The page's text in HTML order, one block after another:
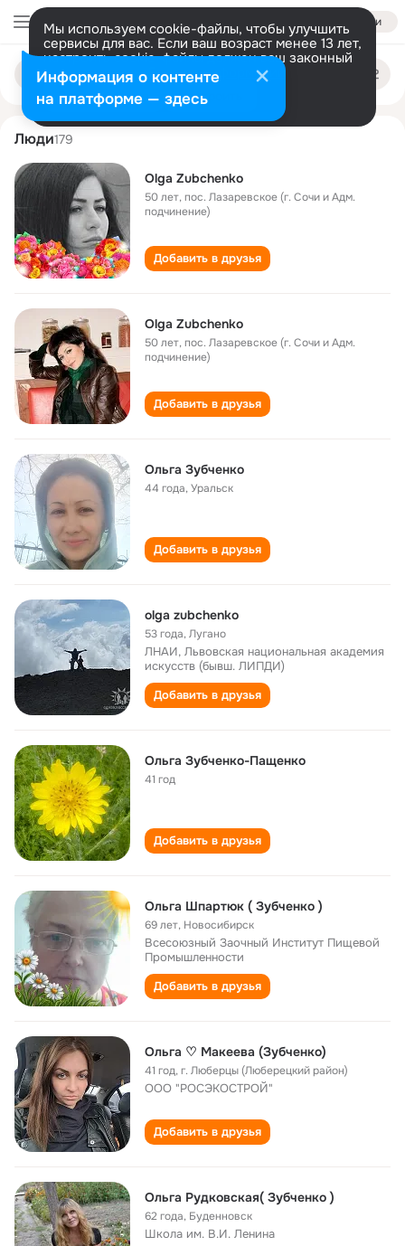
Войти
Мы используем cookie-файлы, чтобы улучшить
сервисы для вас. Если ваш возраст менее 13 лет,
настроить cookie-файлы должен ваш законный
представитель. Больше информации
Разрешить все Настроить
Поиск
людям
olga zubchenko
Люди179
Olga Zubchenko
50 лет,пос. Лазаревское (г. Сочи и Адм.
подчинение)
Добавить в друзья
Olga Zubchenko
50 лет,пос. Лазаревское (г. Сочи и Адм.
подчинение)
Добавить в друзья
Ольга Зубченко
44 года,Уральск
Добавить в друзья
olga zubchenko
53 года,Лугано
ЛНАИ, Львовская национальная академия
искусств (бывш. ЛИПДИ)
Добавить в друзья
Ольга Зубченко-Пащенко
41 год
Добавить в друзья
Ольга Шпартюк ( Зубченко )
69 лет, Новосибирск
Всесоюзный Заочный Институт Пищевой
Промышленности
Добавить в друзья
Ольга ♡ Макеева (Зубченко)
41 год,г. Люберцы (Люберецкий район)
OOO "РОСЭКОСТРОЙ"
Добавить в друзья
Ольга Рудковская( Зубченко )
62 года, Буденновск
Школа им. В.И. Ленина
Информация о контенте
на платформе — здесь